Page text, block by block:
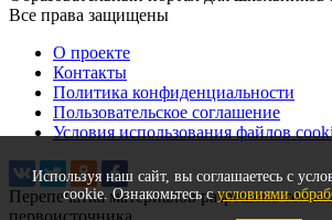
Используя наш сайт, вы соглашаетесь с
cookie. Ознакомьтесь сусловиями
Все права защищены
О проекте
Контакты
Политика конфиденциальности
Пользовательское соглашение
Условия использования файлов
Перепечатка материалов разрешена
первоисточника